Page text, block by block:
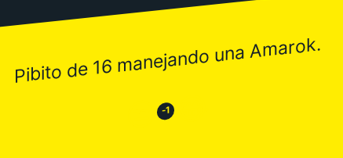
Pibito de 16 manejando una Amarok.
😒 -1 😂